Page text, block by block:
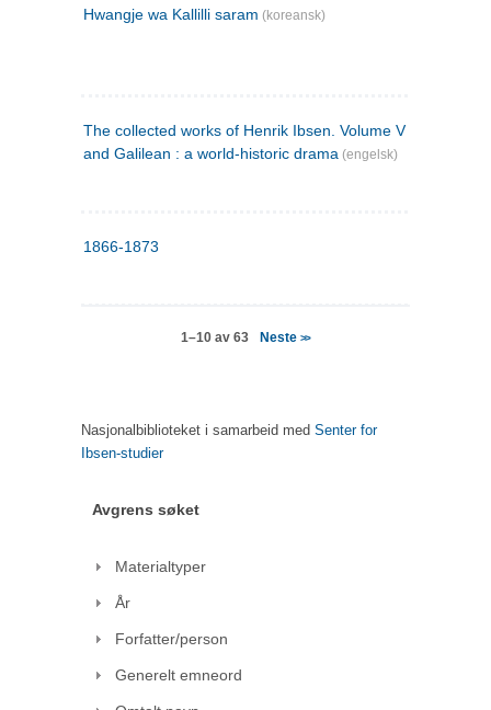
Hwangje wa Kallilli saram (koreansk)
The collected works of Henrik Ibsen. Volume V : Emperor
and Galilean : a world-historic drama (engelsk)
1866-1873
1–10 av 63 Neste>>
Nasjonalbiblioteket i samarbeid med Senter for
Ibsen-studier
Avgrens søket
Materialtyper
År
Forfatter/person
Generelt emneord